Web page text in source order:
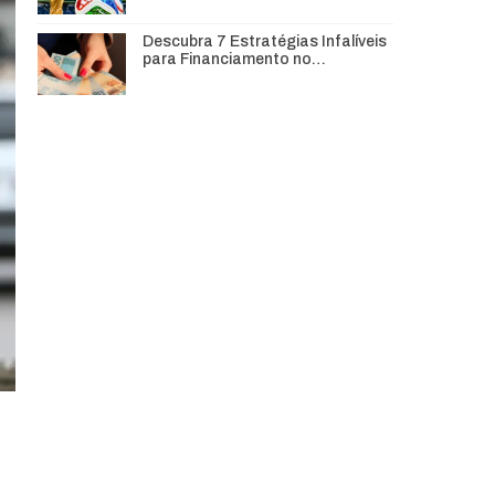
Descubra 7 Estratégias Infalíveis
para Financiamento no…